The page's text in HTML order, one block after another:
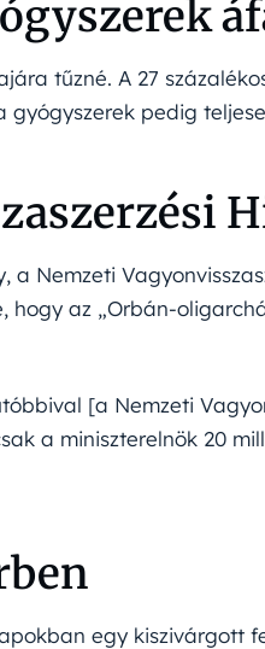
tűzné. A 27
gyógyszerek pedig
Nemzeti
hogy az „Orbán-
[a Nemzeti
a miniszterelnök 20
egy kiszivárgott